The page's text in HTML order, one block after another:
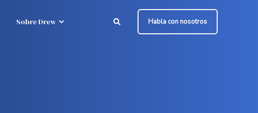
Sobre Drew Habla con nosotros